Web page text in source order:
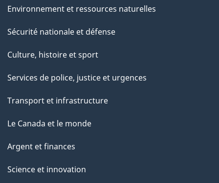
Environnement et ressources naturelles
Sécurité nationale et défense
Culture, histoire et sport
Services de police, justice et urgences
Transport et infrastructure
Le Canada et le monde
Argent et finances
Science et innovation